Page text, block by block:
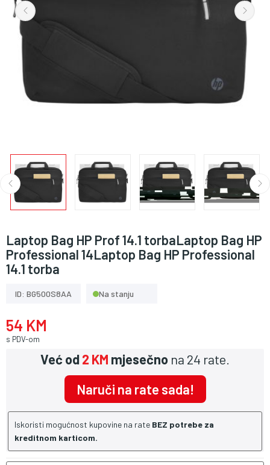
Laptop Bag HP Prof 14.1 torbaLaptop Bag HP
Professional 14Laptop Bag HP Professional
14.1 torba
ID: BG500S8AA Na stanju
54 KM
s PDV-om
Već od2 KM mjesečno na 24 rate.
Naruči na rate sada!
Iskoristi mogućnost kupovine na rate BEZ potrebe za
kreditnom karticom.